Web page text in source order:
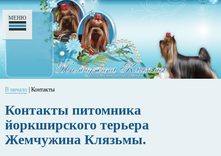
МЕНЮ
В начало | Контакты
Контакты питомника
йоркширского терьера
Жемчужина Клязьмы.